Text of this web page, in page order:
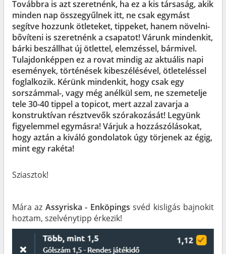
Továbbra is azt szeretnénk, ha ez a kis társaság, akik
minden nap összegyűlnek itt, ne csak egymást
segítve hozzunk ötleteket, tippeket, hanem növelni-
bővíteni is szeretnénk a csapatot! Várunk mindenkit,
bárki beszállhat új ötlettel, elemzéssel, bármivel.
Tulajdonképpen ez a rovat mindig az aktuális napi
események, történések kibeszélésével, ötleteléssel
foglalkozik. Kérünk mindenkit, hogy csak egy
sorszámmal-, vagy még anélkül sem, ne szemetelje
tele 30-40 tippel a topicot, mert azzal zavarja a
konstruktívan résztvevők szórakozását! Legyünk
figyelemmel egymásra! Várjuk a hozzászólásokat,
hogy aztán a kiváló gondolatok úgy törjenek az égig,
mint egy rakéta!
Sziasztok!
Mára az Assyriska - Enköpings svéd kisligás bajnokit
hoztam, szelvénytipp érkezik!